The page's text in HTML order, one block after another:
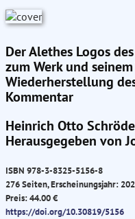
Der Alethes Logos
zum Werk und
Wiederherstellung
Kommentar
Heinrich Otto
Herausgegeben von
ISBN 978-3-8325-5156-8
276 Seiten, Erscheinungsjahr:
Preis: 44.00 €
https://doi.org/10.30819/5156